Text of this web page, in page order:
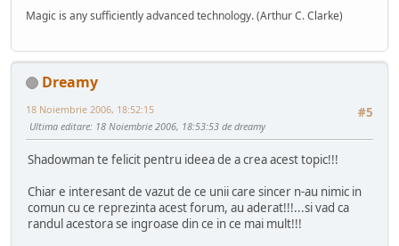
Magic is any sufficiently advanced technology. (Arthur C. Clarke)
Dreamy
#5
18 Noiembrie 2006, 18:52:15
Ultima editare: 18 Noiembrie 2006, 18:53:53 de dreamy
Shadowman te felicit pentru ideea de a crea acest topic!!!
Chiar e interesant de vazut de ce unii care sincer n-au nimic in
comun cu ce reprezinta acest forum, au aderat!!!...si vad ca
randul acestora se ingroase din ce in ce mai mult!!!